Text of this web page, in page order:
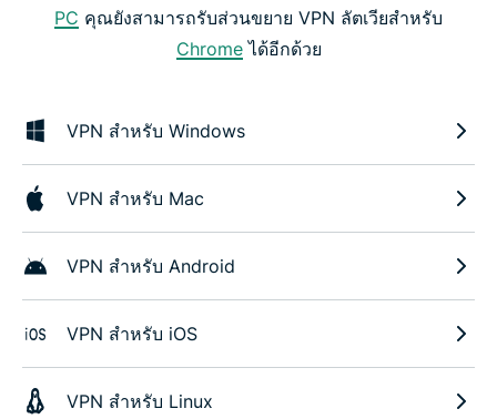
PC คุณยังสามารถรับส่วนขยาย VPN ลัตเวียสำหรับ
Chromeได้อีกด้วย
VPN สำหรับ Windows
VPN สำหรับ Mac
VPN สำหรับ Android
VPN สำหรับ iOS
VPN สำหรับ Linux